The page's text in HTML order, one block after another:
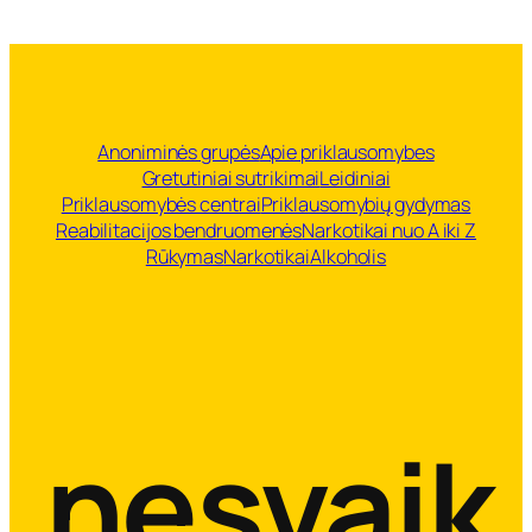
Anoniminės grupėsApie priklausomybes
Gretutiniai sutrikimaiLeidiniai
Priklausomybės centraiPriklausomybių gydymas
Reabilitacijos bendruomenėsNarkotikai nuo A iki Z
RūkymasNarkotikaiAlkoholis